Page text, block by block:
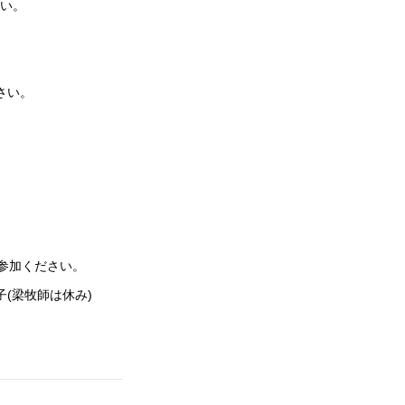
さい。
。
ください。
(梁牧師は休み)